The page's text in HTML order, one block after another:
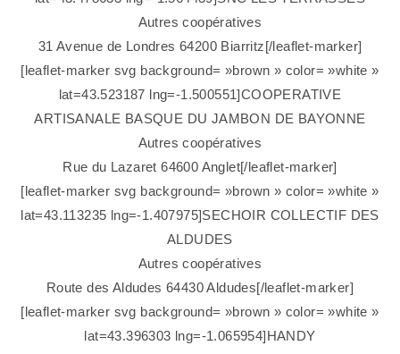
Autres coopératives
31 Avenue de Londres 64200 Biarritz[/leaflet-marker]
[leaflet-marker svg background= »brown » color= »white »
lat=43.523187 lng=-1.500551]COOPERATIVE
ARTISANALE BASQUE DU JAMBON DE BAYONNE
Autres coopératives
Rue du Lazaret 64600 Anglet[/leaflet-marker]
[leaflet-marker svg background= »brown » color= »white »
lat=43.113235 lng=-1.407975]SECHOIR COLLECTIF DES
ALDUDES
Autres coopératives
Route des Aldudes 64430 Aldudes[/leaflet-marker]
[leaflet-marker svg background= »brown » color= »white »
lat=43.396303 lng=-1.065954]HANDY